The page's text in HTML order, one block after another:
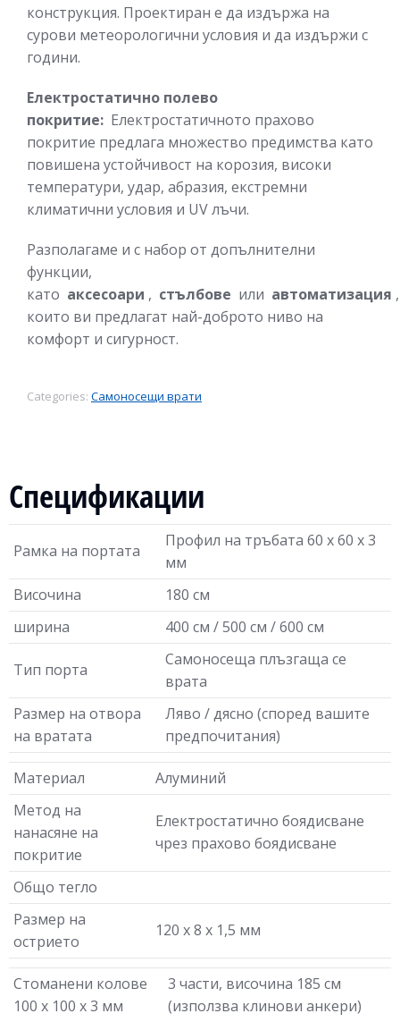
конструкция. Проектиран е да издържа на
сурови метеорологични условия и да издържи с
години.
Електростатично полево
покритие: Електростатичното прахово
покритие предлага множество предимства като
повишена устойчивост на корозия, високи
температури, удар, абразия, екстремни
климатични условия и UV лъчи.
Разполагаме и с набор от допълнителни
функции,
като аксесоари , стълбове или автоматизация ,
които ви предлагат най-доброто ниво на
комфорт и сигурност.
Categories: Самоносещи врати
Спецификации
Рамка на портата
Профил на тръбата 60 х 60 х 3
мм
Височина
180 см
ширина
400 см / 500 см / 600 см
Тип порта
Самоносеща плъзгаща се
врата
Размер на отвора
на вратата
Ляво / дясно (според вашите
предпочитания)
Материал
Алуминий
Метод на
нанасяне на
покритие
Електростатично боядисване
чрез прахово боядисване
Общо тегло
Размер на
острието
120 x 8 x 1,5 мм
Стоманени колове
100 х 100 х 3 мм
3 части, височина 185 см
(използва клинови анкери)